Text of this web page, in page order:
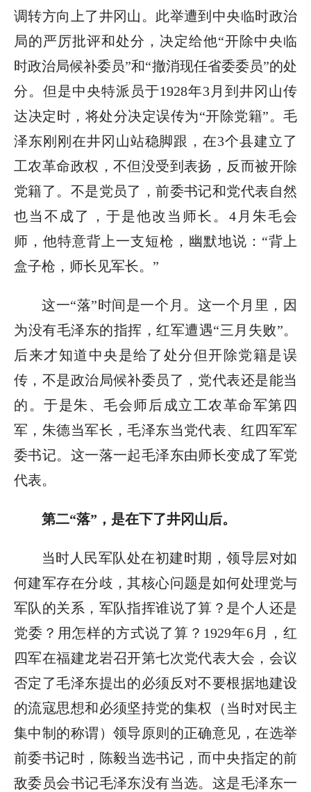
调转方向上了井冈山。此举遭到中央临时政治
局的严厉批评和处分，决定给他“开除中央临
时政治局候补委员”和“撤消现任省委委员”的处
分。但是中央特派员于1928年3月到井冈山传
达决定时，将处分决定误传为“开除党籍”。毛
泽东刚刚在井冈山站稳脚跟，在3个县建立了
工农革命政权，不但没受到表扬，反而被开除
党籍了。不是党员了，前委书记和党代表自然
也当不成了，于是他改当师长。4月朱毛会
师，他特意背上一支短枪，幽默地说：“背上
盒子枪，师长见军长。”
这一“落”时间是一个月。这一个月里，因
为没有毛泽东的指挥，红军遭遇“三月失败”。
后来才知道中央是给了处分但开除党籍是误
传，不是政治局候补委员了，党代表还是能当
的。于是朱、毛会师后成立工农革命军第四
军，朱德当军长，毛泽东当党代表、红四军军
委书记。这一落一起毛泽东由师长变成了军党
代表。
第二“落”，是在下了井冈山后。
当时人民军队处在初建时期，领导层对如
何建军存在分歧，其核心问题是如何处理党与
军队的关系，军队指挥谁说了算？是个人还是
党委？用怎样的方式说了算？1929年6月，红
四军在福建龙岩召开第七次党代表大会，会议
否定了毛泽东提出的必须反对不要根据地建设
的流寇思想和必须坚持党的集权（当时对民主
集中制的称谓）领导原则的正确意见，在选举
前委书记时，陈毅当选书记，而中央指定的前
敌委员会书记毛泽东没有当选。这是毛泽东一